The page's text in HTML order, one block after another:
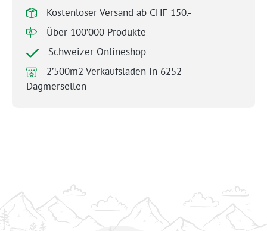
Kostenloser Versand ab CHF 150.-
Über 100’000 Produkte
Schweizer Onlineshop
2’500m2 Verkaufsladen in 6252
Dagmersellen